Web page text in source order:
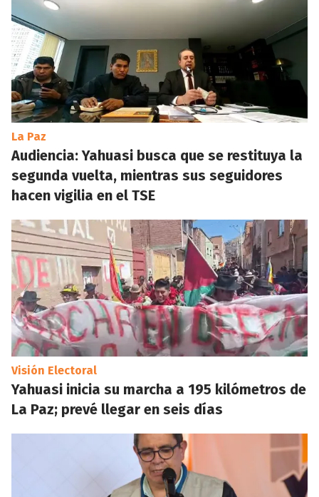
La Paz
Audiencia: Yahuasi busca que se restituya la
segunda vuelta, mientras sus seguidores
hacen vigilia en el TSE
Visión Electoral
Yahuasi inicia su marcha a 195 kilómetros de
La Paz; prevé llegar en seis días